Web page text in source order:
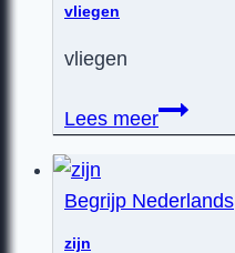
vliegen
vliegen
Lees meervliegen
Begrijp Nederlands
zijn